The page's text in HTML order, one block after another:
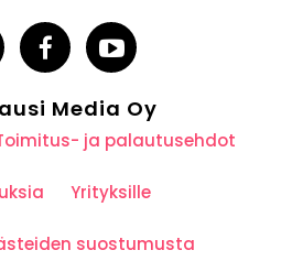
Media Oy
ja palautusehdot
Yrityksille
suostumusta